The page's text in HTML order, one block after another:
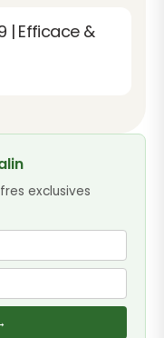
| Efficace &
exclusives